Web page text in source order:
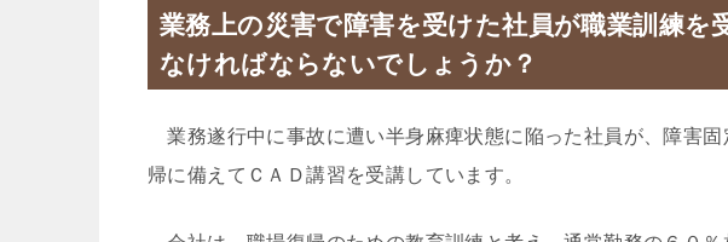
業務上の災害で障害を受けた社員が職業訓練を
なければならないでしょうか？
業務遂行中に事故に遭い半身麻痺状態に陥った社員が、障害
帰に備えてＣＡＤ講習を受講しています。